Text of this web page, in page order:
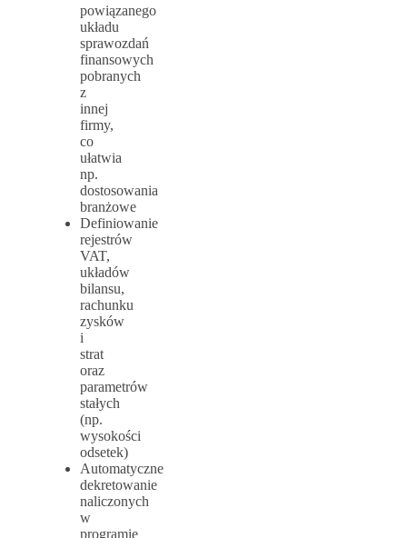
powiązanego
układu
sprawozdań
finansowych
pobranych
z
innej
firmy,
co
ułatwia
np.
dostosowania
branżowe
Definiowanie
rejestrów
VAT,
układów
bilansu,
rachunku
zysków
i
strat
oraz
parametrów
stałych
(np.
wysokości
odsetek)
Automatyczne
dekretowanie
naliczonych
w
programie